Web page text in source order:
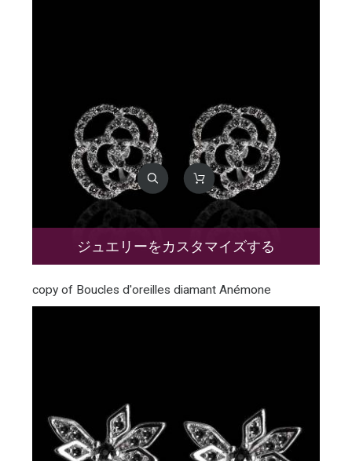
ジュエリーをカスタマイズする
copy of Boucles d'oreilles diamant Anémone